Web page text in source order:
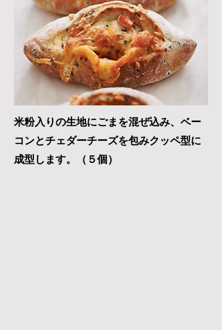
米粉入りの生地にごまを混ぜ込み、ベー
コンとチェダーチーズを包みクッペ型に
成型します。（５個）